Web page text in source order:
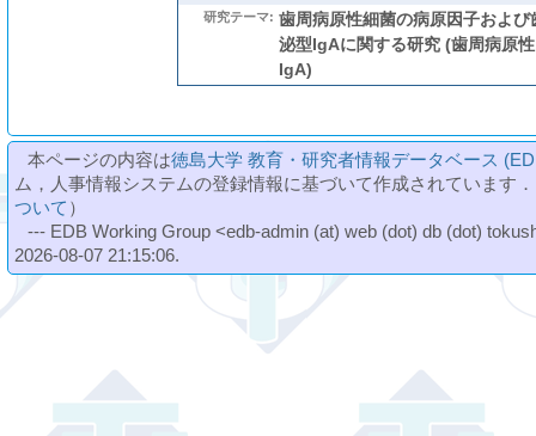
研究テーマ: 歯周病原性細菌の病原因子およ
泌型IgAに関する研究 (歯周病原
IgA)
本ページの内容は徳島大学 教育・研究者情報データベース
ム，人事情報システムの登録情報に基づいて作成されています
ついて ）
--- EDB Working Group <edb-admin (at) web (dot) db (dot)
2026-08-07 21:15:06.